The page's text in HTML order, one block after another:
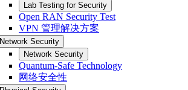
Lab Testing for Security
Open RAN Security Test
VPN 管理解决方案
Network Security
Network Security
Quantum-Safe Technology
网络安全性